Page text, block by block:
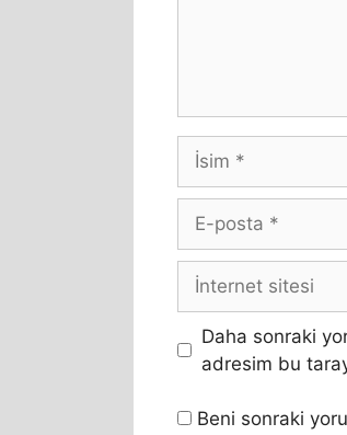
İsim
posta
İnternet
sitesi
Daha sonraki
adresim bu
Beni sonraki